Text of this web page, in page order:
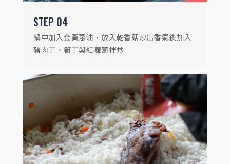
STEP 04
鍋中加入金黃蔥油，放入乾香菇炒出香氣後加入
豬肉丁、筍丁與紅蘿蔔拌炒
STEP06
煮滾後蓋上蓋小火悶煮15分鐘，關火再悶15
分鐘